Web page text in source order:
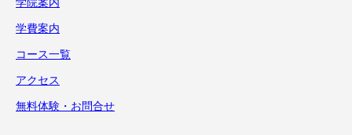
学費案内
コース一覧
アクセス
無料体験・お問合せ